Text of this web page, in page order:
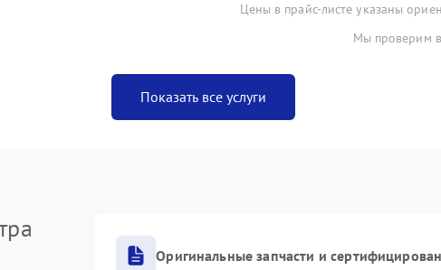
Цены в прайс-листе указаны
Мы проверим
Показать все услуги
Оригинальные запчасти и